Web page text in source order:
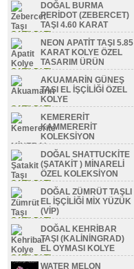
DOĞAL BURMA
PERİDOT (ZEBERCET)
TAŞI 4.60 KARAT
SATILDI TL
NEON APATİT TAŞI 5.85
KARAT KOLYE ÖZEL
TASARIM ÜRÜN
SATILDI TL
AKUAMARİN GÜNEŞ
TAŞI EL İŞÇİLİĞİ ÖZEL
KOLYE
SATILDI TL
KEMERERİT
KAMMERERİT
KOLEKSİYON
MİNERAL
SATILDI TLDOĞAL SHATTUCKİTE
(ŞATAKİT ) MİNARELİ
ÖZEL KOLEKSİYON
SATILDI TL
DOĞAL ZÜMRÜT TAŞLI
EL İŞÇİLİĞİ MİX YÜZÜK
(VİP)
SATILDI TL
DOĞAL KEHRİBAR
TAŞI (KALİNİNGRAD)
EL OYMASI KOLYE
SATILDI TL
WATER MELON